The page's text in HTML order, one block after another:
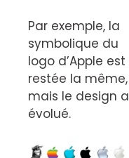
Par exemple, la
symbolique du
logo d’Apple est
restée la même,
mais le design a
évolué.